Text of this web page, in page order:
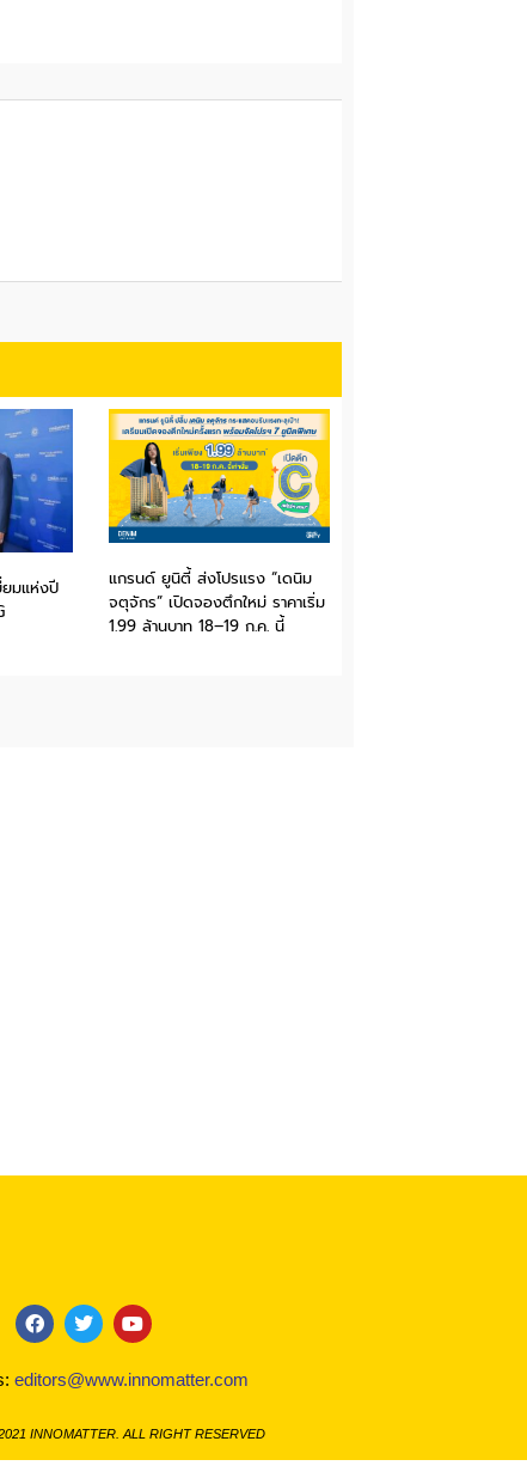
ยมแห่งปี
แกรนด์ ยูนิตี้ ส่งโปรแรง “เดนิม
จตุจักร” เปิดจองตึกใหม่ ราคาเริ่ม
1.99 ล้านบาท 18–19 ก.ค. นี้
e
b
o
k
t
t
e
t
u
b
INNOMATTER. ALL RIGHT RESERVED